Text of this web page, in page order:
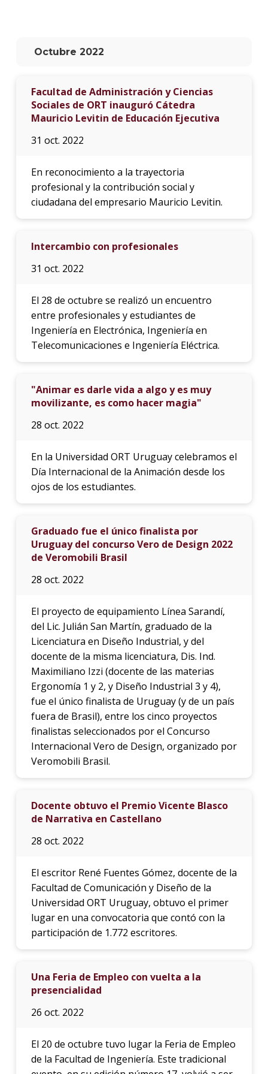
Octubre 2022
Facultad de Administración y Ciencias
Sociales de ORT inauguró Cátedra
Mauricio Levitin de Educación Ejecutiva
31 oct. 2022
En reconocimiento a la trayectoria
profesional y la contribución social y
ciudadana del empresario Mauricio Levitin.
Intercambio con profesionales
31 oct. 2022
El 28 de octubre se realizó un encuentro
entre profesionales y estudiantes de
Ingeniería en Electrónica, Ingeniería en
Telecomunicaciones e Ingeniería Eléctrica.
"Animar es darle vida a algo y es muy
movilizante, es como hacer magia"
28 oct. 2022
En la Universidad ORT Uruguay celebramos el
Día Internacional de la Animación desde los
ojos de los estudiantes.
Graduado fue el único finalista por
Uruguay del concurso Vero de Design 2022
de Veromobili Brasil
28 oct. 2022
El proyecto de equipamiento Línea Sarandí,
del Lic. Julián San Martín, graduado de la
Licenciatura en Diseño Industrial, y del
docente de la misma licenciatura, Dis. Ind.
Maximiliano Izzi (docente de las materias
Ergonomía 1 y 2, y Diseño Industrial 3 y 4),
fue el único finalista de Uruguay (y de un país
fuera de Brasil), entre los cinco proyectos
finalistas seleccionados por el Concurso
Internacional Vero de Design, organizado por
Veromobili Brasil.
Docente obtuvo el Premio Vicente Blasco
de Narrativa en Castellano
28 oct. 2022
El escritor René Fuentes Gómez, docente de la
Facultad de Comunicación y Diseño de la
Universidad ORT Uruguay, obtuvo el primer
lugar en una convocatoria que contó con la
participación de 1.772 escritores.
Una Feria de Empleo con vuelta a la
presencialidad
26 oct. 2022
El 20 de octubre tuvo lugar la Feria de Empleo
de la Facultad de Ingeniería. Este tradicional